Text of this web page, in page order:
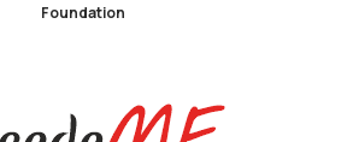
Foundation